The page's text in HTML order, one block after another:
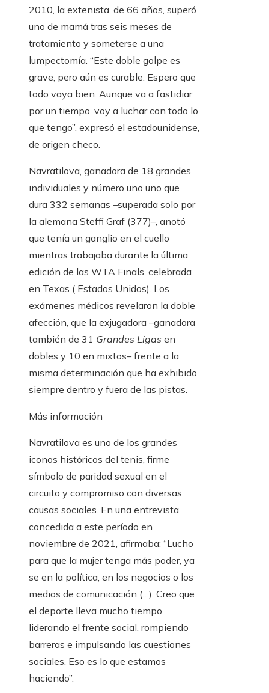
2010, la extenista, de 66 años, superó
uno de mamá tras seis meses de
tratamiento y someterse a una
lumpectomía. “Este doble golpe es
grave, pero aún es curable. Espero que
todo vaya bien. Aunque va a fastidiar
por un tiempo, voy a luchar con todo lo
que tengo”, expresó el estadounidense,
de origen checo.
Navratilova, ganadora de 18 grandes
individuales y número uno uno que
dura 332 semanas –superada solo por
la alemana Steffi Graf (377)–, anotó
que tenía un ganglio en el cuello
mientras trabajaba durante la última
edición de las WTA Finals, celebrada
en Texas ( Estados Unidos). Los
exámenes médicos revelaron la doble
afección, que la exjugadora –ganadora
también de 31 Grandes Ligas en
dobles y 10 en mixtos– frente a la
misma determinación que ha exhibido
siempre dentro y fuera de las pistas.
Más información
Navratilova es uno de los grandes
iconos históricos del tenis, firme
símbolo de paridad sexual en el
circuito y compromiso con diversas
causas sociales. En una entrevista
concedida a este período en
noviembre de 2021, afirmaba: “Lucho
para que la mujer tenga más poder, ya
se en la política, en los negocios o los
medios de comunicación (…). Creo que
el deporte lleva mucho tiempo
liderando el frente social, rompiendo
barreras e impulsando las cuestiones
sociales. Eso es lo que estamos
haciendo”.